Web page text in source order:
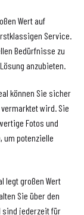
Wert auf
Service.
Bedürfnisse zu
anzubieten.
können Sie sicher
wird. Sie
Fotos und
um potenzielle
legt großen Wert
Sie über den
sind jederzeit für